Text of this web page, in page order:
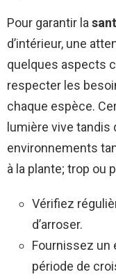
Pour garantir la
d’intérieur, une
quelques aspects
respecter les
chaque espèce.
lumière vive tandis
environnements
à la plante; trop ou
Vérifiez
d’arroser.
Fournissez un
période de